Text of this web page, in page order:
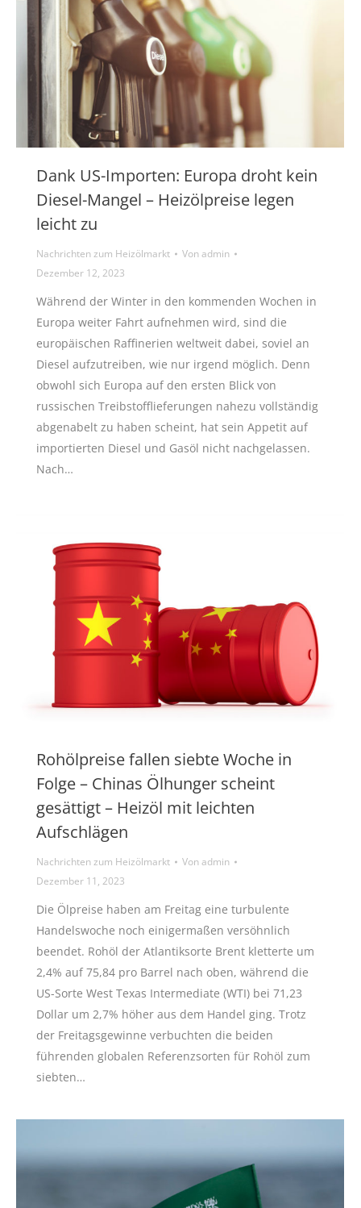
Dank US-Importen: Europa droht kein
Diesel-Mangel – Heizölpreise legen
leicht zu
Nachrichten zum Heizölmarkt Vonadmin
Dezember 12, 2023
Während der Winter in den kommenden Wochen in
Europa weiter Fahrt aufnehmen wird, sind die
europäischen Raffinerien weltweit dabei, soviel an
Diesel aufzutreiben, wie nur irgend möglich. Denn
obwohl sich Europa auf den ersten Blick von
russischen Treibstofflieferungen nahezu vollständig
abgenabelt zu haben scheint, hat sein Appetit auf
importierten Diesel und Gasöl nicht nachgelassen.
Nach…
Rohölpreise fallen siebte Woche in
Folge – Chinas Ölhunger scheint
gesättigt – Heizöl mit leichten
Aufschlägen
Nachrichten zum Heizölmarkt Vonadmin
Dezember 11, 2023
Die Ölpreise haben am Freitag eine turbulente
Handelswoche noch einigermaßen versöhnlich
beendet. Rohöl der Atlantiksorte Brent kletterte um
2,4% auf 75,84 pro Barrel nach oben, während die
US-Sorte West Texas Intermediate (WTI) bei 71,23
Dollar um 2,7% höher aus dem Handel ging. Trotz
der Freitagsgewinne verbuchten die beiden
führenden globalen Referenzsorten für Rohöl zum
siebten…